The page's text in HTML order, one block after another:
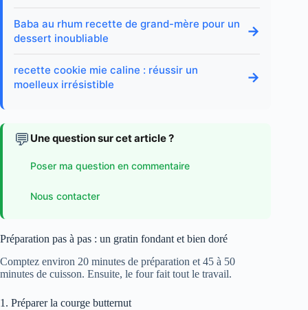
Baba au rhum recette de grand-mère pour un
dessert inoubliable
→
recette cookie mie caline : réussir un
moelleux irrésistible
→
💬 Une question sur cet article ?
Poser ma question en commentaire
Nous contacter
Préparation pas à pas : un gratin fondant et bien doré
Comptez environ 20 minutes de préparation et 45 à 50
minutes de cuisson. Ensuite, le four fait tout le travail.
1. Préparer la courge butternut